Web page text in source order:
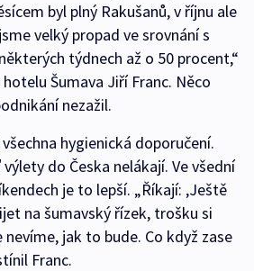
byl plný Rakušanů, v říjnu ale
velký propad ve srovnání s
týdnech až o 50 procent,“
Šumava Jiří Franc. Něco
nezažil.
hygienická doporučení.
do Česka nelákají. Ve všední
je to lepší. „Říkají: ,Ještě
na šumavský řízek, trošku si
jak to bude. Co když zase
Franc.